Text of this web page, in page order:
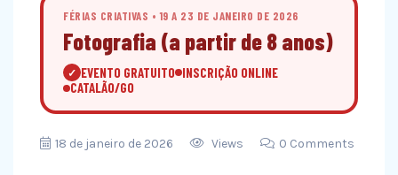
FÉRIAS CRIATIVAS • 19 A 23 DE JANEIRO DE 2026
Fotografia (a partir de 8 anos)
✓ EVENTO GRATUITO INSCRIÇÃO ONLINE
CATALÃO/GO
18 de janeiro de 2026 Views 0 Comments